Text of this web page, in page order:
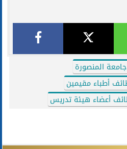
المنصورة
أطباء مقيمين
أعضاء هيئة تدريس